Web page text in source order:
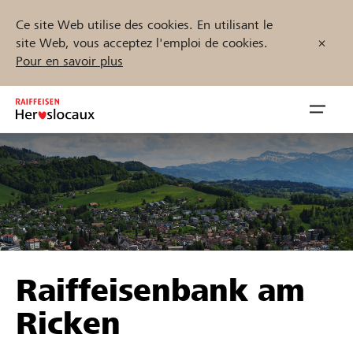
Ce site Web utilise des cookies. En utilisant le
site Web, vous acceptez l'emploi de cookies.
Pour en savoir plus
Inhalt
springen
öffnen
Parrainer
Soutien & assistance
Trouvez des projets et des organisations
Démarrez maintenant
Raiffeisenbank am
Ricken